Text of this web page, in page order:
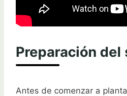
Preparación del
Antes de comenzar a